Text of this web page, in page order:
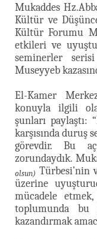
Mukaddes
Kültür ve
Kültür Forumu
etkileri ve
seminerler
Museyyeb
El-Kamer
konuyla ilgili
şunları paylaştı:
karşısında duruş
görevdir. Bu
zorundaydık.
olsun) Türbesi’nin
üzerine
mücadele
toplumunda
kazandırmak